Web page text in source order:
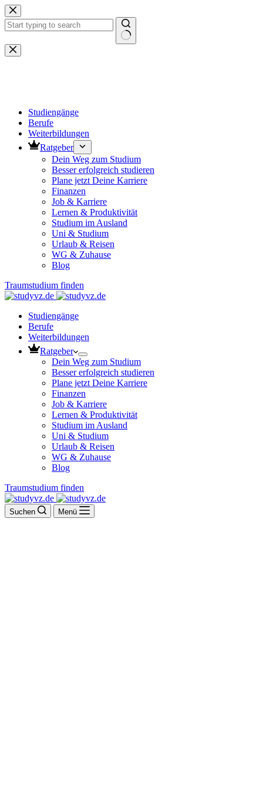
Zum
Inhalt
springen
Keine
Ergebnisse
Studiengänge
Berufe
Weiterbildungen
Ratgeber
Dein Weg zum Studium
Besser erfolgreich studieren
Plane jetzt Deine Karriere
Finanzen
Job & Karriere
Lernen & Produktivität
Studium im Ausland
Uni & Studium
Urlaub & Reisen
WG & Zuhause
Blog
Traumstudium finden
Studiengänge
Berufe
Weiterbildungen
Ratgeber
Dein Weg zum Studium
Besser erfolgreich studieren
Plane jetzt Deine Karriere
Finanzen
Job & Karriere
Lernen & Produktivität
Studium im Ausland
Uni & Studium
Urlaub & Reisen
WG & Zuhause
Blog
Traumstudium finden
Suchen Menü